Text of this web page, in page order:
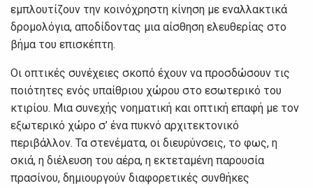
εμπλουτίζουν την κοινόχρηστη κίνηση με εναλλακτικά
δρομολόγια, αποδίδοντας μια αίσθηση ελευθερίας στο
βήμα του επισκέπτη.
Οι οπτικές συνέχειες σκοπό έχουν να προσδώσουν τις
ποιότητες ενός υπαίθριου χώρου στο εσωτερικό του
κτιρίου. Μια συνεχής νοηματική και οπτική επαφή με τον
εξωτερικό χώρο σ’ ένα πυκνό αρχιτεκτονικό
περιβάλλον. Τα στενέματα, οι διευρύνσεις, το φως, η
σκιά, η διέλευση του αέρα, η εκτεταμένη παρουσία
πρασίνου, δημιουργούν διαφορετικές συνθήκες